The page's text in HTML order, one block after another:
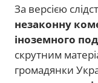
За версією
незаконну
іноземного
скрутним
громадянки